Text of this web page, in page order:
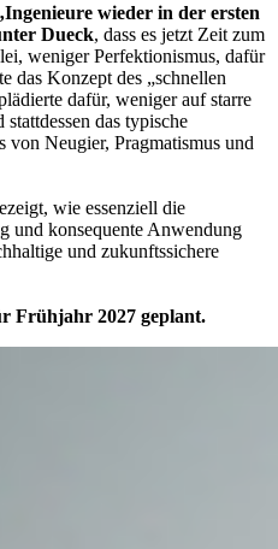
wieder in der ersten
Dueck, dass es jetzt Zeit zum
weniger Perfektionismus, dafür
das Konzept des „schnellen
dafür, weniger auf starre
das typische
Neugier, Pragmatismus und
wie essenziell die
und konsequente Anwendung
und zukunftssichere
Frühjahr 2027 geplant.